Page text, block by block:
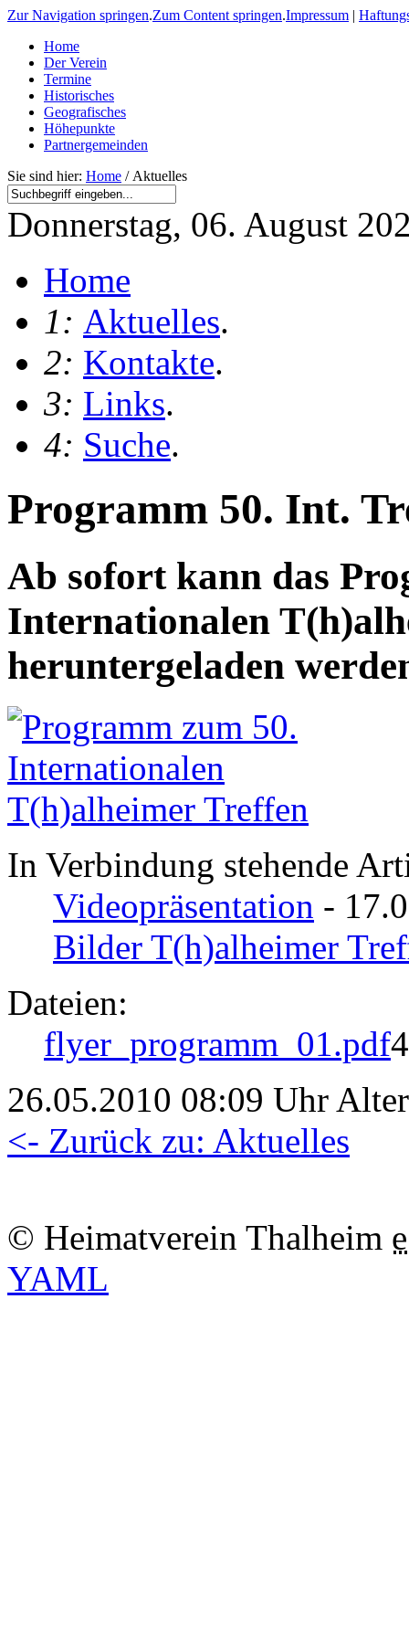
Zur Navigation springen.Zum Content springen.Impressum |
Home
Der Verein
Termine
Historisches
Geografisches
Höhepunkte
Partnergemeinden
Sie sind hier: Home / Aktuelles
Donnerstag, 06. August
Home
1: Aktuelles.
2: Kontakte.
3: Links.
4: Suche.
Programm 50. Int.
Ab sofort kann das
Internationalen
heruntergeladen
In Verbindung stehende
Videopräsentation -
Bilder T(h)alheimer
Dateien:
flyer_programm_01.pdf
26.05.2010 08:09 Uhr
<- Zurück zu: Aktuelles
© Heimatverein Thalheim
YAML